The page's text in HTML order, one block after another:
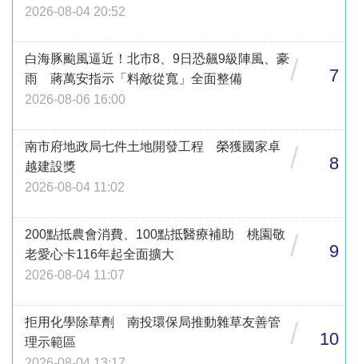
2026-08-04 20:52
白海豚颱風逼近！北市8、9日恐飆9級陣風、豪
雨 蔣萬安指示「料敵從寬」全面整備
2026-08-06 16:00
/ 7
南市府地政局七件土地開發工程 榮獲國家卓
越建設獎
2026-08-04 11:02
/ 8
200點抵農會消費、100點抵醫療補助 桃園敬
老愛心卡116年起全面擴大
2026-08-04 11:07
/ 9
拒用化學除草劑 南投環保局推動雜草友善管
理示範區
/ 10